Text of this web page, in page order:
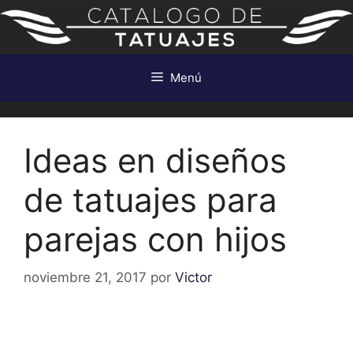
Saltar
contenido
Menú
Ideas en diseños
de tatuajes para
parejas con hijos
noviembre 21, 2017 por Victor